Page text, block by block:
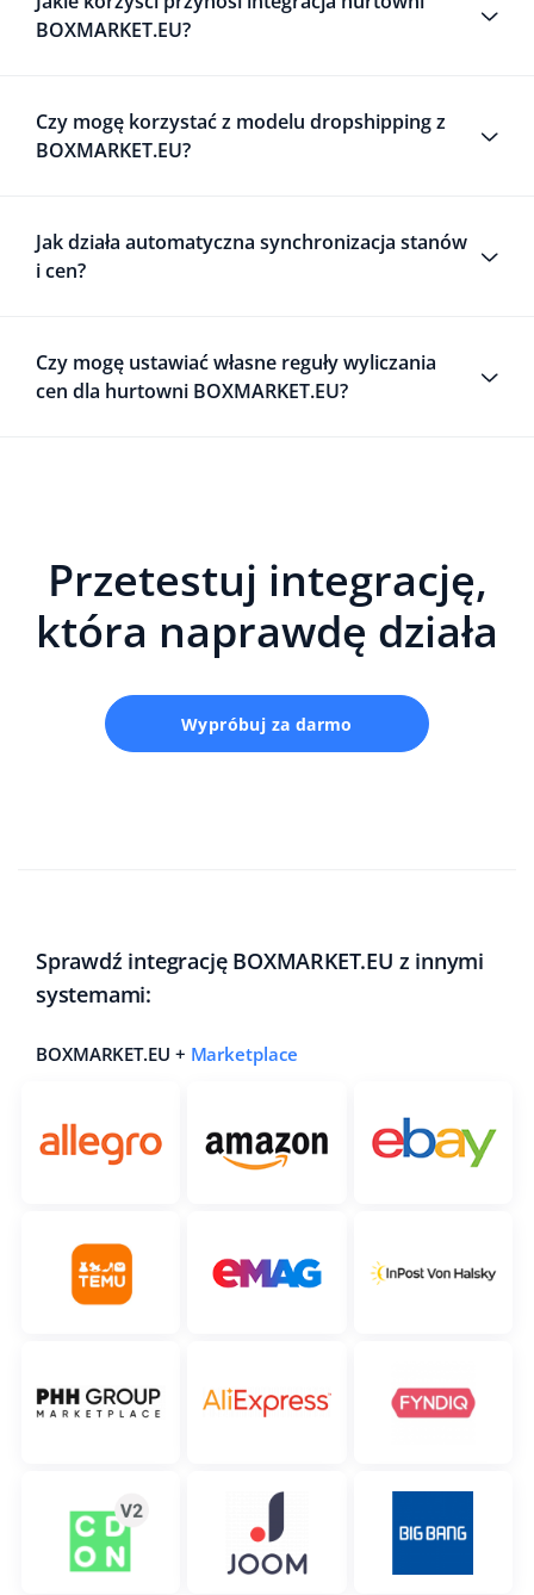
BOXMARKET.EU?
Czy mogę korzystać z modelu dropshipping z
BOXMARKET.EU?
Jak działa automatyczna synchronizacja stanów
i cen?
Czy mogę ustawiać własne reguły wyliczania
cen dla hurtowni BOXMARKET.EU?
Przetestuj integrację,
która naprawdę działa
Wypróbuj za darmo
Sprawdź integrację BOXMARKET.EU z innymi
systemami:
BOXMARKET.EU + Marketplace